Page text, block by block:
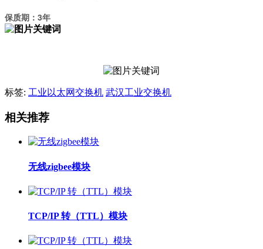
保质期：3年
标签: 工业以太网交换机 武汉工业交换机
相关推荐
无线zigbee模块
TCP/IP 转（TTL）模块